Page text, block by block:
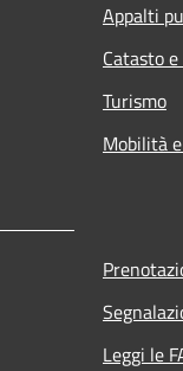
Appalti
Catasto
Turismo
Mobilità
Leggi le